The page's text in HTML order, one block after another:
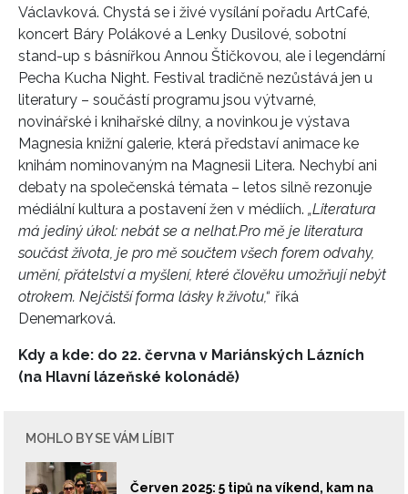
NEWSLETTER
podmínkami společnosti BurdaMedia Extra s.r.o.
ochrany soukromí
- BurdaMedia Extra s.r.o. bude s
Václavková. Chystá se i živé vysílání pořadu ArtCafé,
koncert Báry Polákové a Lenky Dusilové, sobotní
stand-up s básnířkou Annou Štičkovou, ale i legendární
Pecha Kucha Night. Festival tradičně nezůstává jen u
literatury – součástí programu jsou výtvarné,
novinářské i knihařské dílny, a novinkou je výstava
Magnesia knižní galerie, která představí animace ke
knihám nominovaným na Magnesii Litera. Nechybí ani
debaty na společenská témata – letos silně rezonuje
médiální kultura a postavení žen v médiích. „Literatura
má jediný úkol: nebát se a nelhat.Pro mě je literatura
součást života, je pro mě součtem všech forem odvahy,
umění, přátelství a myšlení, které člověku umožňují nebýt
otrokem. Nejčistší forma lásky k životu,“ říká
Denemarková.
Kdy a kde: do 22. června v Mariánských Lázních
(na Hlavní lázeňské kolonádě)
MOHLO BY SE VÁM LÍBIT
Červen 2025: 5 tipů na víkend, kam na